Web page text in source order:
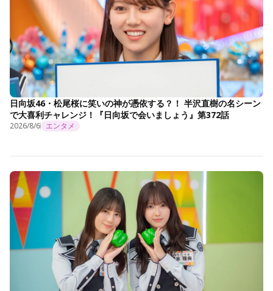
日向坂46・松尾桜に笑いの神が憑依する？！ 半沢直樹の名シーン
で大喜利チャレンジ！『日向坂で会いましょう』第372話
2026/8/6 エンタメ